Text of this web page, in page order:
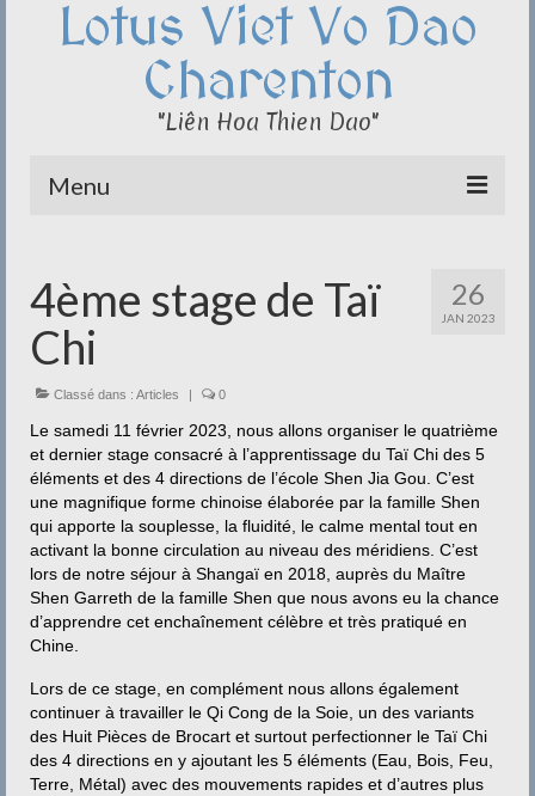
Lotus Viet Vo Dao
Charenton
"Liên Hoa Thien Dao"
Menu
Qi Cong – Taï Chi
Disciplines
Méditation
Documentation
Liens
Contact
26
JAN 2023
4ème stage de Taï
Chi
Classé dans : Articles | 0
Le samedi 11 février 2023, nous allons organiser le quatrième
et dernier stage consacré à l’apprentissage du Taï Chi des 5
éléments et des 4 directions de l’école Shen Jia Gou. C’est
une magnifique forme chinoise élaborée par la famille Shen
qui apporte la souplesse, la fluidité, le calme mental tout en
activant la bonne circulation au niveau des méridiens. C’est
lors de notre séjour à Shangaï en 2018, auprès du Maître
Shen Garreth de la famille Shen que nous avons eu la chance
d’apprendre cet enchaînement célèbre et très pratiqué en
Chine.
Lors de ce stage, en complément nous allons également
continuer à travailler le Qi Cong de la Soie, un des variants
des Huit Pièces de Brocart et surtout perfectionner le Taï Chi
des 4 directions en y ajoutant les 5 éléments (Eau, Bois, Feu,
Terre, Métal) avec des mouvements rapides et d’autres plus